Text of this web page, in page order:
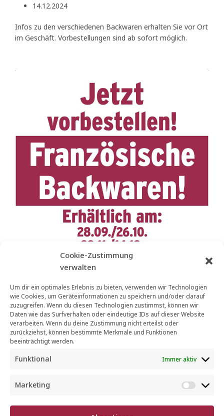
Cookie-Zustimmung
verwalten
Um dir ein optimales Erlebnis zu bieten, verwenden wir Technologien
wie Cookies, um Geräteinformationen zu speichern und/oder darauf
zuzugreifen. Wenn du diesen Technologien zustimmst, können wir
Daten wie das Surfverhalten oder eindeutige IDs auf dieser Website
verarbeiten. Wenn du deine Zustimmung nicht erteilst oder
zurückziehst, können bestimmte Merkmale und Funktionen
beeinträchtigt werden.
Funktional Immer aktiv
Marketing
14.12.2024
Infos zu den verschiedenen Backwaren erhalten Sie vor Ort
im Geschäft. Vorbestellungen sind ab sofort möglich.
Vorheriger Beitrag Nächster Beitrag
Mannheimer